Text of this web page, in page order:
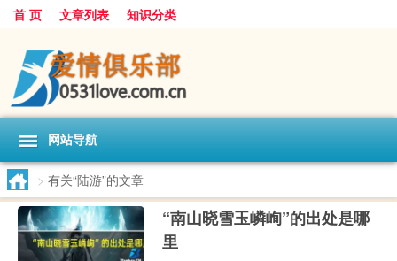
首 页 文章列表 知识分类
网站导航
> 有关“陆游”的文章
“南山晓雪玉嶙峋”的出处是哪
里